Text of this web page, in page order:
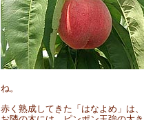
ね。
赤く熟成してきた「はなよめ」は